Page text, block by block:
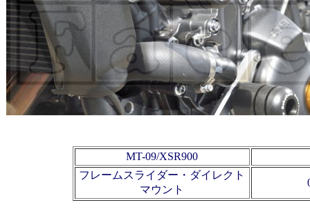
MT-09/XSR900
フレームスライダー・ダイレクト
マウント